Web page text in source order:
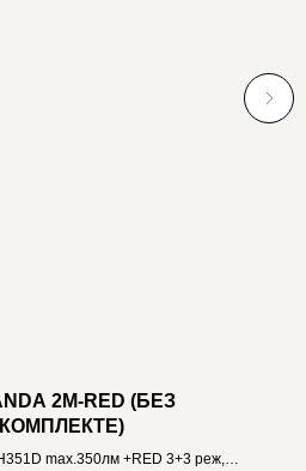
2M-RED (БЕЗ
max.350лм +RED 3+3 реж,